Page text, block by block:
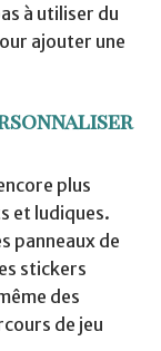
à utiliser du
ajouter une
plus
et ludiques.
panneaux de
stickers
des
de jeu